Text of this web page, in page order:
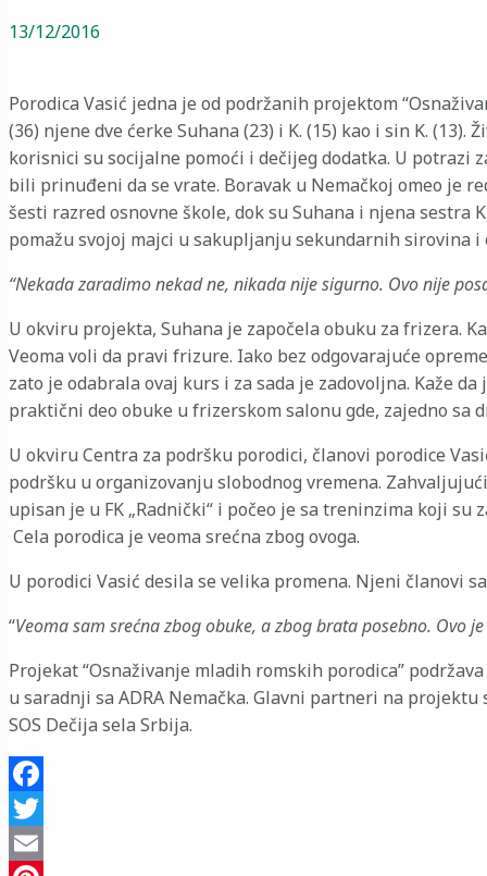
13/12/2016
Porodica Vasić jedna je od podržanih projektom
(36) njene dve ćerke Suhana (23) i K. (15) kao i sin K.
korisnici su socijalne pomoći i dečijeg dodatka. U potrazi
bili prinuđeni da se vrate. Boravak u Nemačkoj omeo je
šesti razred osnovne škole, dok su Suhana i njena sestra
pomažu svojoj majci u sakupljanju sekundarnih sirovina i
“Nekada zaradimo nekad ne, nikada nije sigurno. Ovo nije
U okviru projekta, Suhana je započela obuku za frizera.
Veoma voli da pravi frizure. Iako bez odgovarajuće
zato je odabrala ovaj kurs i za sada je zadovoljna. Kaže
praktični deo obuke u frizerskom salonu gde, zajedno
U okviru Centra za podršku porodici, članovi porodice
podršku u organizovanju slobodnog vremena.
upisan je u FK „Radnički“ i počeo je sa treninzima koji
Cela porodica je veoma srećna zbog ovoga.
U porodici Vasić desila se velika promena. Njeni članovi
“Veoma sam srećna zbog obuke, a zbog brata posebno. Ovo
Projekat “Osnaživanje mladih romskih porodica”
u saradnji sa ADRA Nemačka. Glavni partneri na
SOS Dečija sela Srbija.
Facebook
Twitter